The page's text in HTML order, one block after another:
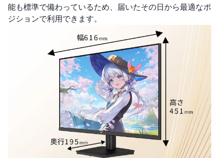
能も標準で備わっているため、届いたその日から最適なポ
ジションで利用できます。